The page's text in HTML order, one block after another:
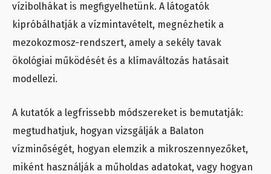
vízibolhákat is megfigyelhetünk. A látogatók
kipróbálhatják a vízmintavételt, megnézhetik a
mezokozmosz-rendszert, amely a sekély tavak
ökológiai működését és a klímaváltozás hatásait
modellezi.
A kutatók a legfrissebb módszereket is bemutatják:
megtudhatjuk, hogyan vizsgálják a Balaton
vízminőségét, hogyan elemzik a mikroszennyezőket,
miként használják a műholdas adatokat, vagy hogyan